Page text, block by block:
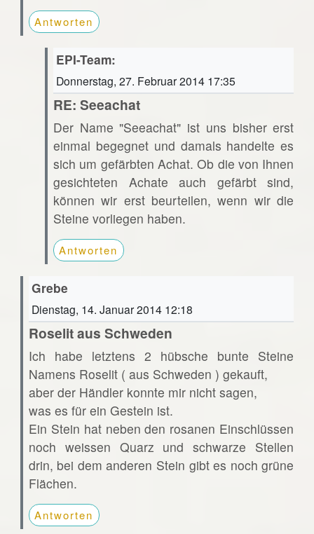
Antworten
EPI-Team:
Donnerstag, 27. Februar 2014 17:35
RE: Seeachat
Der Name "Seeachat" ist uns bisher erst
einmal begegnet und damals handelte es
sich um gefärbten Achat. Ob die von Ihnen
gesichteten Achate auch gefärbt sind,
können wir erst beurteilen, wenn wir die
Steine vorliegen haben.
Antworten
Grebe
Dienstag, 14. Januar 2014 12:18
Roselit aus Schweden
Ich habe letztens 2 hübsche bunte Steine
Namens Roselit ( aus Schweden ) gekauft,
aber der Händler konnte mir nicht sagen,
was es für ein Gestein ist.
Ein Stein hat neben den rosanen Einschlüssen
noch weissen Quarz und schwarze Stellen
drin, bei dem anderen Stein gibt es noch grüne
Flächen.
Antworten